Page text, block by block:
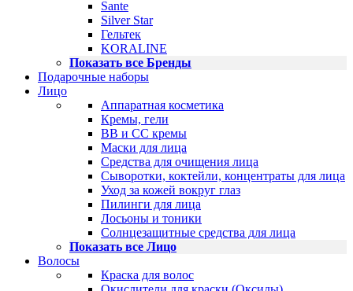
Sante
Silver Star
Гельтек
KORALINE
Показать все Бренды
Подарочные наборы
Лицо
Аппаратная косметика
Кремы, гели
BB и CC кремы
Маски для лица
Средства для очищения лица
Сыворотки, коктейли, концентраты для лица
Уход за кожей вокруг глаз
Пилинги для лица
Лосьоны и тоники
Солнцезащитные средства для лица
Показать все Лицо
Волосы
Краска для волос